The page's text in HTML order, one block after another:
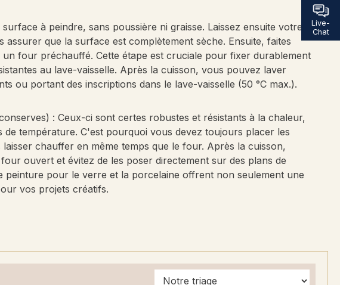
Live-
Chat
à peindre, sans poussière ni graisse. Laissez ensuite votre
que la surface est complètement sèche. Ensuite, faites
four préchauffé. Cette étape est cruciale pour fixer durablement
au lave-vaisselle. Après la cuisson, vous pouvez laver
ou portant des inscriptions dans le lave-vaisselle (50 °C max.).
: Ceux-ci sont certes robustes et résistants à la chaleur,
température. C'est pourquoi vous devez toujours placer les
chauffer en même temps que le four. Après la cuisson,
ouvert et évitez de les poser directement sur des plans de
pour le verre et la porcelaine offrent non seulement une
vos projets créatifs.